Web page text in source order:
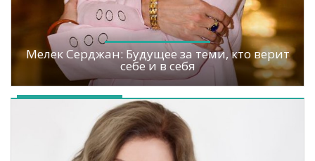
Мелек Серджан: Будущее за теми, кто верит
себе и в себя